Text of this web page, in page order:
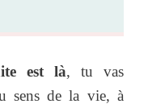
est là, tu vas
sens de la vie, à